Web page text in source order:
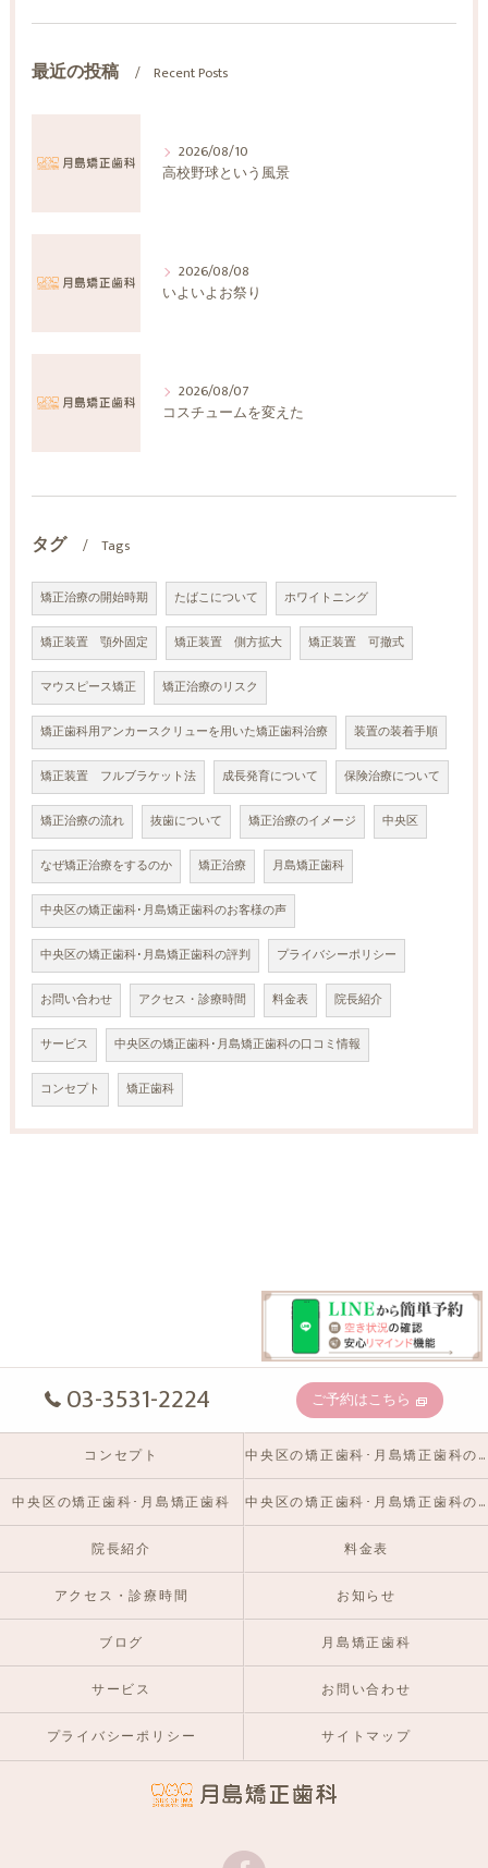
最近の投稿 Recent Posts
2026/08/10
高校野球という風景
2026/08/08
いよいよお祭り
2026/08/07
コスチュームを変えた
タグ Tags
矯正治療の開始時期 たばこについて ホワイトニング
矯正装置 顎外固定 矯正装置 側方拡大 矯正装置 可撤式
マウスピース矯正 矯正治療のリスク
矯正歯科用アンカースクリューを用いた矯正歯科治療 装置の装着手順
矯正装置 フルブラケット法 成長発育について 保険治療について
矯正治療の流れ 抜歯について 矯正治療のイメージ 中央区
なぜ矯正治療をするのか 矯正治療 月島矯正歯科
中央区の矯正歯科･月島矯正歯科のお客様の声
中央区の矯正歯科･月島矯正歯科の評判 プライバシーポリシー
お問い合わせ アクセス・診療時間 料金表 院長紹介
サービス 中央区の矯正歯科･月島矯正歯科の口コミ情報
コンセプト 矯正歯科
03-3531-2224 ご予約はこちら
コンセプト 中央区の矯正歯科･月島矯正歯科の口コミ情報
中央区の矯正歯科･月島矯正歯科 中央区の矯正歯科･月島矯正歯科のお客様の声
院長紹介 料金表
アクセス・診療時間 お知らせ
ブログ 月島矯正歯科
サービス お問い合わせ
プライバシーポリシー サイトマップ